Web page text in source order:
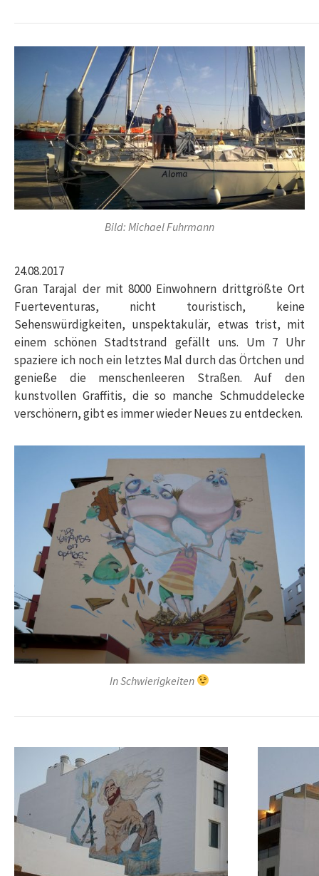
Bild: Michael Fuhrmann
24.08.2017
Gran Tarajal der mit 8000 Einwohnern drittgrößte Ort
Fuerteventuras, nicht touristisch, keine
Sehenswürdigkeiten, unspektakulär, etwas trist, mit
einem schönen Stadtstrand gefällt uns. Um 7 Uhr
spaziere ich noch ein letztes Mal durch das Örtchen und
genieße die menschenleeren Straßen. Auf den
kunstvollen Graffitis, die so manche Schmuddelecke
verschönern, gibt es immer wieder Neues zu entdecken.
In Schwierigkeiten